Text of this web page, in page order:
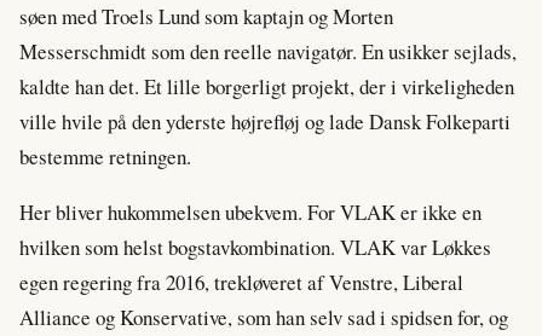
søen med Troels Lund som kaptajn og Morten
Messerschmidt som den reelle navigatør. En usikker sejlads,
kaldte han det. Et lille borgerligt projekt, der i virkeligheden
ville hvile på den yderste højrefløj og lade Dansk Folkeparti
bestemme retningen.
Her bliver hukommelsen ubekvem. For VLAK er ikke en
hvilken som helst bogstavkombination. VLAK var Løkkes
egen regering fra 2016, trekløveret af Venstre, Liberal
Alliance og Konservative, som han selv sad i spidsen for, og